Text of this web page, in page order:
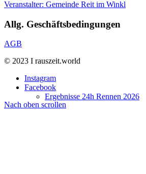
Ergebnisse 24h Rennen 2026
Veranstalter: Gemeinde Reit im Winkl
Allg. Geschäftsbedingungen
AGB
© 2023 I rauszeit.world
Instagram
Facebook
Nach oben scrollen